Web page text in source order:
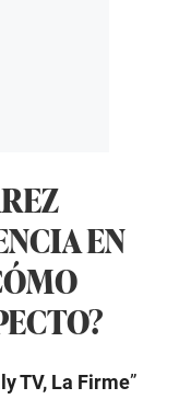
EN
TV, La Firme”